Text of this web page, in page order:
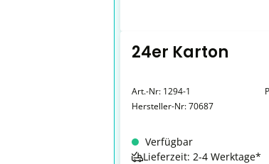
24er Karton
Art.-Nr: 1294-1
Hersteller-Nr:70687
Verfügbar
Lieferzeit: 2-4 Werktage*